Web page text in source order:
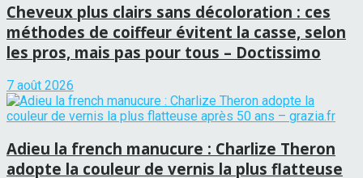
Cheveux plus clairs sans décoloration : ces
méthodes de coiffeur évitent la casse, selon
les pros, mais pas pour tous – Doctissimo
7 août 2026
Adieu la french manucure : Charlize Theron
adopte la couleur de vernis la plus flatteuse